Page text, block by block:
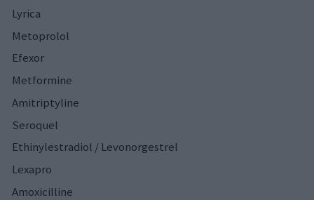
Lyrica
Metoprolol
Efexor
Metformine
Amitriptyline
Seroquel
Ethinylestradiol / Levonorgestrel
Lexapro
Amoxicilline